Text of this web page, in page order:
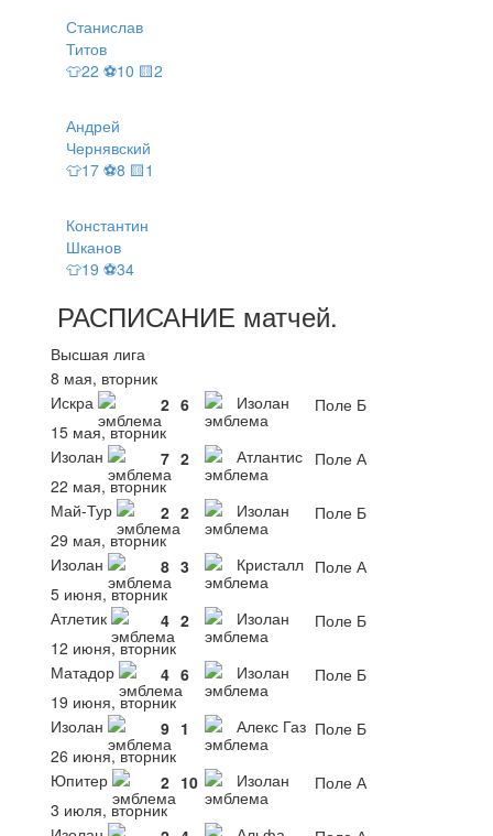
Станислав
Титов
👕22 ⚽10 🟨2
Андрей
Чернявский
👕17 ⚽8 🟨1
Константин
Шканов
👕19 ⚽34
РАСПИСАНИЕ матчей.
Высшая лига
8 мая, вторник
Искра
2 6 Изолан
Поле Б
15 мая, вторник
Изолан
7 2 Атлантис Поле А
22 мая, вторник
Май-Тур
2 2 Изолан
Поле Б
29 мая, вторник
Изолан
8 3 Кристалл Поле А
5 июня, вторник
Атлетик
4 2 Изолан
Поле Б
12 июня, вторник
Матадор
4 6 Изолан
Поле Б
19 июня, вторник
Изолан
9 1 Алекс Газ Поле Б
26 июня, вторник
Юпитер
2 10 Изолан
Поле А
3 июля, вторник